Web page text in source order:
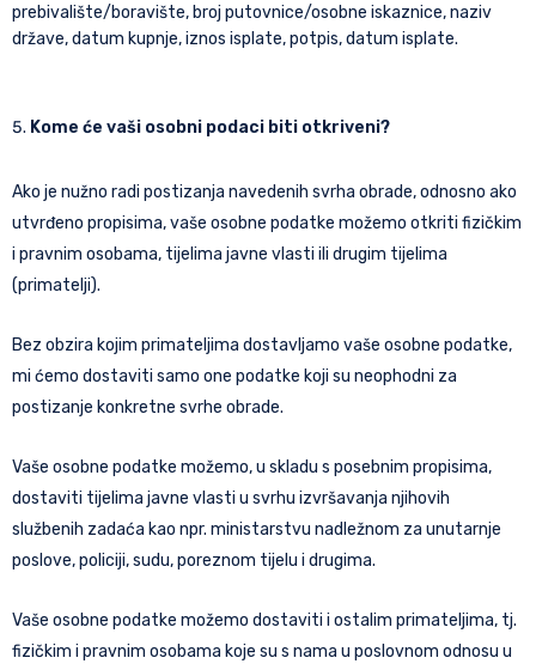
prebivalište/boravište, broj putovnice/osobne iskaznice, naziv
države, datum kupnje, iznos isplate, potpis, datum isplate.
Kome će vaši osobni podaci biti otkriveni?
Ako je nužno radi postizanja navedenih svrha obrade, odnosno ako
utvrđeno propisima, vaše osobne podatke možemo otkriti fizičkim
i pravnim osobama, tijelima javne vlasti ili drugim tijelima
(primatelji).
Bez obzira kojim primateljima dostavljamo vaše osobne podatke,
mi ćemo dostaviti samo one podatke koji su neophodni za
postizanje konkretne svrhe obrade.
Vaše osobne podatke možemo, u skladu s posebnim propisima,
dostaviti tijelima javne vlasti u svrhu izvršavanja njihovih
službenih zadaća kao npr. ministarstvu nadležnom za unutarnje
poslove, policiji, sudu, poreznom tijelu i drugima.
Vaše osobne podatke možemo dostaviti i ostalim primateljima, tj.
fizičkim i pravnim osobama koje su s nama u poslovnom odnosu u